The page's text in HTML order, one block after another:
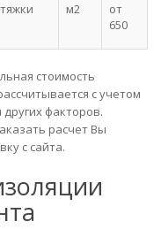
м2
от
650
стоимость
с учетом
факторов.
расчет Вы
с сайта.